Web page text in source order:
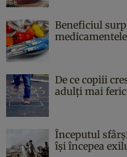
Beneficiul
De ce copiii
adulți mai
Începutul
îşi începea